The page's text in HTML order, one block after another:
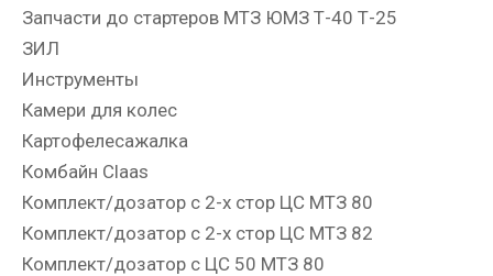
Запчасти до стартеров МТЗ ЮМЗ Т-40 Т-25
ЗИЛ
Инструменты
Камери для колес
Картофелесажалка
Комбайн Claas
Комплект/дозатор с 2-х стор ЦС МТЗ 80
Комплект/дозатор с 2-х стор ЦС МТЗ 82
Комплект/дозатор с ЦС 50 МТЗ 80